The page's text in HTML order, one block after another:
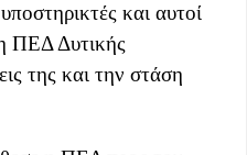
και αυτοί
η ΠΕΔ Δυτικής
της και την στάση